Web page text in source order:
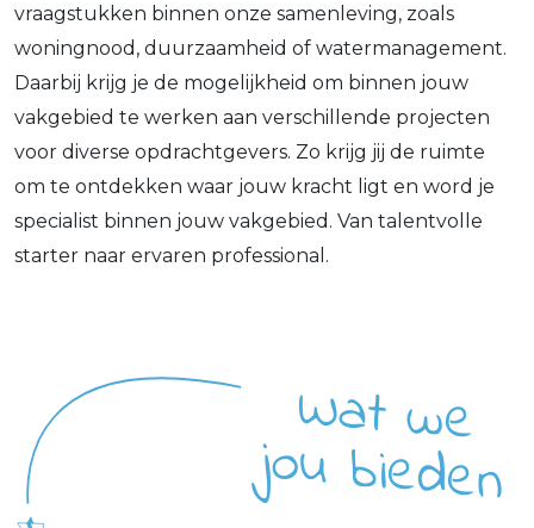
vraagstukken binnen onze samenleving, zoals
woningnood, duurzaamheid of watermanagement.
Daarbij krijg je de mogelijkheid om binnen jouw
vakgebied te werken aan verschillende projecten
voor diverse opdrachtgevers. Zo krijg jij de ruimte
om te ontdekken waar jouw kracht ligt en word je
specialist binnen jouw vakgebied. Van talentvolle
starter naar ervaren professional.
W
a
t w
e
jo
u
b
ie
d
e
n